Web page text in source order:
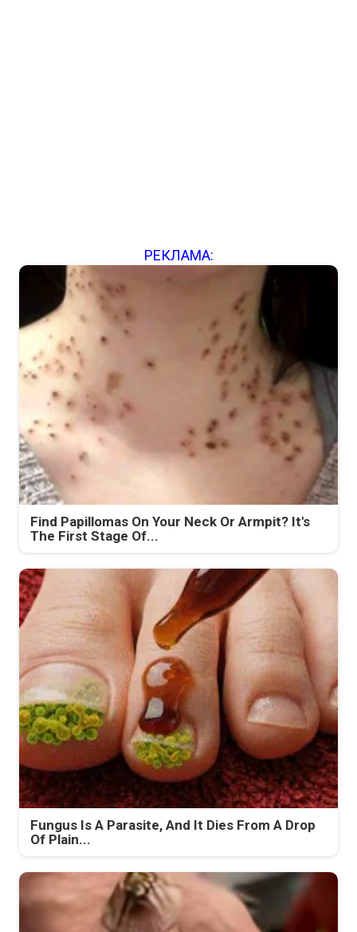
РЕКЛАМА:
Find Papillomas On Your Neck Or Armpit? It's
The First Stage Of...
Fungus Is A Parasite, And It Dies From A Drop
Of Plain...